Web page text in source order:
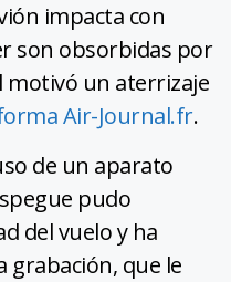
impacta con
son obsorbidas por
motivó un aterrizaje
Air-Journal.fr.
de un aparato
pudo
del vuelo y ha
grabación, que le